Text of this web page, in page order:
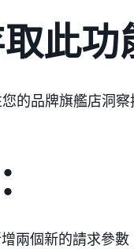
此功
的品牌旗艦店洞
兩個新的請求參數